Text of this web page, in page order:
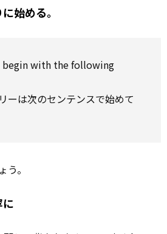
始める。
begin with the following
ーは次のセンテンスで始めて
。